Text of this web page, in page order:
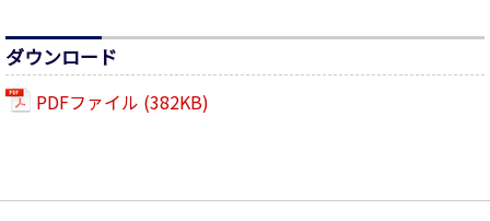
ダウンロード
PDFファイル (382KB)